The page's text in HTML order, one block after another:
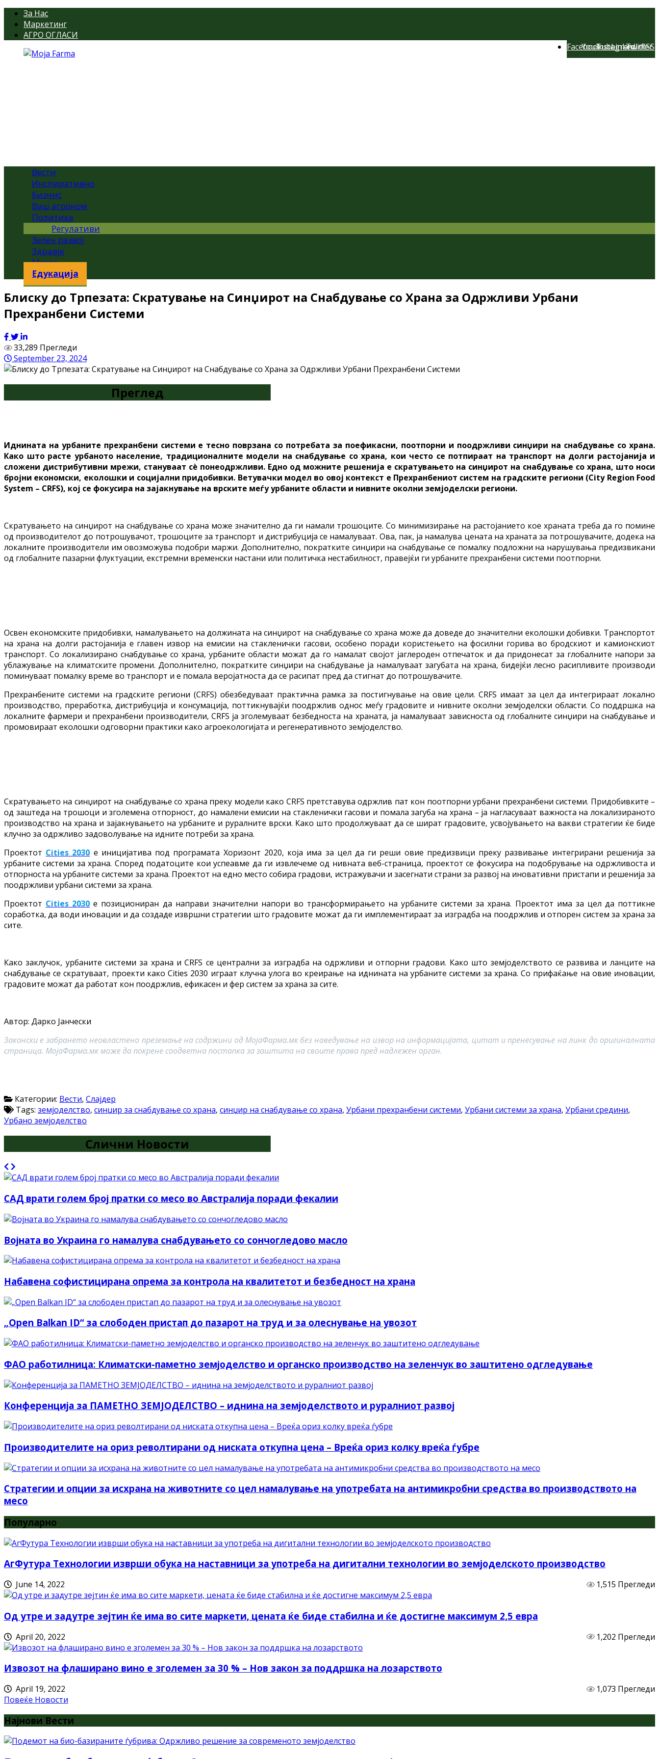
За Нас
Маркетинг
АГРО ОГЛАСИ
RSS
Twitter
LinkedIn
Instagram
YouTube
Facebook
Вести
Инспиративно
Бизнис
Ваш агроном
Политика
Регулативи
Зелен развој
Здравје
Метео
Едукација
Блиску до Трпезата: Скратување на Синџирот на Снабдување со Храна за Одржливи Урбани
Прехранбени Системи
33,289 Прегледи
September 23, 2024
Преглед
Иднината на урбаните прехранбени системи е тесно поврзана со потребата за поефикасни, поотпорни и поодржливи синџири на снабдување со храна.
Како што расте урбаното население, традиционалните модели на снабдување со храна, кои често се потпираат на транспорт на долги растојанија и
сложени дистрибутивни мрежи, стануваат сè понеодржливи. Едно од можните решенија е скратувањето на синџирот на снабдување со храна, што носи
бројни економски, еколошки и социјални придобивки. Ветувачки модел во овој контекст е Прехранбениот систем на градските региони (City Region Food
System – CRFS), кој се фокусира на зајакнување на врските меѓу урбаните области и нивните околни земјоделски региони.
Скратувањето на синџирот на снабдување со храна може значително да ги намали трошоците. Со минимизирање на растојанието кое храната треба да го помине
од производителот до потрошувачот, трошоците за транспорт и дистрибуција се намалуваат. Ова, пак, ја намалува цената на храната за потрошувачите, додека на
локалните производители им овозможува подобри маржи. Дополнително, пократките синџири на снабдување се помалку подложни на нарушувања предизвикани
од глобалните пазарни флуктуации, екстремни временски настани или политичка нестабилност, правејќи ги урбаните прехранбени системи поотпорни.
Освен економските придобивки, намалувањето на должината на синџирот на снабдување со храна може да доведе до значителни еколошки добивки. Транспортот
на храна на долги растојанија е главен извор на емисии на стакленички гасови, особено поради користењето на фосилни горива во бродскиот и камионскиот
транспорт. Со локализирано снабдување со храна, урбаните области можат да го намалат својот јаглероден отпечаток и да придонесат за глобалните напори за
ублажување на климатските промени. Дополнително, пократките синџири на снабдување ја намалуваат загубата на храна, бидејќи лесно расипливите производи
поминуваат помалку време во транспорт и е помала веројатноста да се расипат пред да стигнат до потрошувачите.
Прехранбените системи на градските региони (CRFS) обезбедуваат практична рамка за постигнување на овие цели. CRFS имаат за цел да интегрираат локално
производство, преработка, дистрибуција и консумација, поттикнувајќи поодржлив однос меѓу градовите и нивните околни земјоделски области. Со поддршка на
локалните фармери и прехранбени производители, CRFS ја зголемуваат безбедноста на храната, ја намалуваат зависноста од глобалните синџири на снабдување и
промовираат еколошки одговорни практики како агроекологијата и регенеративното земјоделство.
Скратувањето на синџирот на снабдување со храна преку модели како CRFS претставува одржлив пат кон поотпорни урбани прехранбени системи. Придобивките –
од заштеда на трошоци и зголемена отпорност, до намалени емисии на стакленички гасови и помала загуба на храна – ја нагласуваат важноста на локализираното
производство на храна и зајакнувањето на урбаните и руралните врски. Како што продолжуваат да се шират градовите, усвојувањето на вакви стратегии ќе биде
клучно за одржливо задоволување на идните потреби за храна.
Проектот Cities 2030 е иницијатива под програмата Хоризонт 2020, која има за цел да ги реши овие предизвици преку развивање интегрирани решенија за
урбаните системи за храна. Според податоците кои успеавме да ги извлечеме од нивната веб-страница, проектот се фокусира на подобрување на одржливоста и
отпорноста на урбаните системи за храна. Проектот на едно место собира градови, истражувачи и засегнати страни за развој на иновативни пристапи и решенија за
поодржливи урбани системи за храна.
Проектот Cities 2030 е позициониран да направи значителни напори во трансформирањето на урбаните системи за храна. Проектот има за цел да поттикне
соработка, да води иновации и да создаде извршни стратегии што градовите можат да ги имплементираат за изградба на поодржлив и отпорен систем за храна за
сите.
Како заклучок, урбаните системи за храна и CRFS се централни за изградба на одржливи и отпорни градови. Како што земјоделството се развива и ланците на
снабдување се скратуваат, проекти како Cities 2030 играат клучна улога во креирање на иднината на урбаните системи за храна. Со прифаќање на овие иновации,
градовите можат да работат кон поодржлив, ефикасен и фер систем за храна за сите.
Автор: Дарко Јанчески
Законски е забрането неовластено преземање на содржини од МојаФарма.мк без наведување на извор на информацијата, цитат и пренесување на линк до оригиналната
страница. МојаФарма.мк може да покрене соодветна постапка за заштита на своите права пред надлежен орган.
Категории: Вести, Слајдер
Tags: земјоделство, синџир за снабдување со храна, синџир на снабдување со храна, Урбани прехранбени системи, Урбани системи за храна, Урбани средини,
Урбано земјоделство
Слични Новости
САД врати голем број пратки со месо во Австралија поради фекалии
Војната во Украина го намалува снабдувањето со сончогледово масло
Набавена софистицирана опрема за контрола на квалитетот и безбедност на храна
„Open Balkan ID“ за слободен пристап до пазарот на труд и за олеснување на увозот
ФАО работилница: Климатски-паметно земјоделство и органско производство на зеленчук во заштитено одгледување
Конференција за ПАМЕТНО ЗЕМЈОДЕЛСТВО – иднина на земјоделството и руралниот развој
Производителите на ориз револтирани од ниската откупна цена – Вреќа ориз колку вреќа ѓубре
Стратегии и опции за исхрана на животните со цел намалување на употребата на антимикробни средства во производството на
месо
Популарно
АгФутура Технологии изврши обука на наставници за употреба на дигитални технологии во земјоделското производство
June 14, 2022 1,515 Прегледи
Од утре и задутре зејтин ќе има во сите маркети, цената ќе биде стабилна и ќе достигне максимум 2,5 евра
April 20, 2022 1,202 Прегледи
Извозот на флаширано вино е зголемен за 30 % – Нов закон за поддршка на лозарството
April 19, 2022
1,073 Прегледи
Повеќе Новости
Најнови Вести